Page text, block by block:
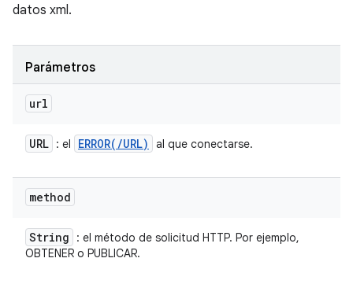
datos xml.
Parámetros
url
URL : el ERROR( /URL) al que conectarse.
method
String
: el método de solicitud HTTP. Por ejemplo,
OBTENER o PUBLICAR.